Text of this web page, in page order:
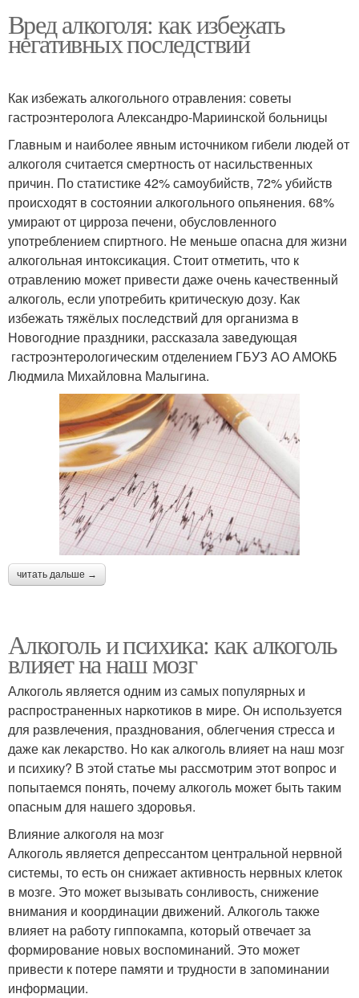
Вред алкоголя: как избежать
негативных последствий
Как избежать алкогольного отравления: советы
гастроэнтеролога Александро-Мариинской больницы
Главным и наиболее явным источником гибели людей от
алкоголя считается смертность от насильственных
причин. По статистике 42% самоубийств, 72% убийств
происходят в состоянии алкогольного опьянения. 68%
умирают от цирроза печени, обусловленного
употреблением спиртного. Не меньше опасна для жизни
алкогольная интоксикация. Стоит отметить, что к
отравлению может привести даже очень качественный
алкоголь, если употребить критическую дозу. Как
избежать тяжёлых последствий для организма в
Новогодние праздники, рассказала заведующая
гастроэнтерологическим отделением ГБУЗ АО АМОКБ
Людмила Михайловна Малыгина.
читать дальше →
Алкоголь и психика: как алкоголь
влияет на наш мозг
Алкоголь является одним из самых популярных и
распространенных наркотиков в мире. Он используется
для развлечения, празднования, облегчения стресса и
даже как лекарство. Но как алкоголь влияет на наш мозг
и психику? В этой статье мы рассмотрим этот вопрос и
попытаемся понять, почему алкоголь может быть таким
опасным для нашего здоровья.
Влияние алкоголя на мозг
Алкоголь является депрессантом центральной нервной
системы, то есть он снижает активность нервных клеток
в мозге. Это может вызывать сонливость, снижение
внимания и координации движений. Алкоголь также
влияет на работу гиппокампа, который отвечает за
формирование новых воспоминаний. Это может
привести к потере памяти и трудности в запоминании
информации.